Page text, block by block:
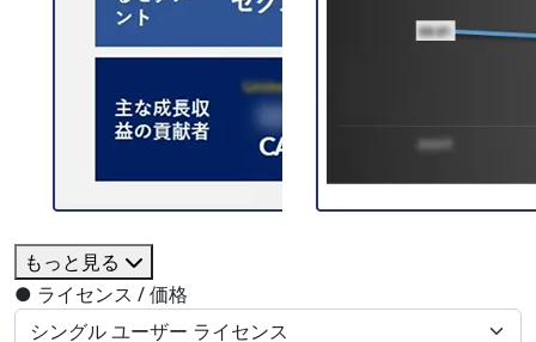
もっと見る
● ライセンス / 価格